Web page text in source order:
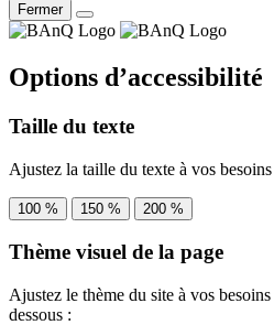
Fermer
Options d’accessibilité
Taille du texte
Ajustez la taille du texte à vos
100 % 150 % 200 %
Thème visuel de la page
Ajustez le thème du site à vos
dessous :